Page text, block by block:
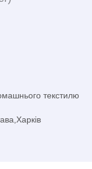
текстилю